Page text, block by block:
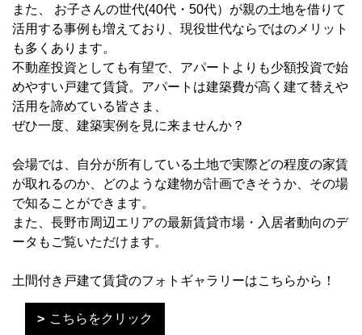
また、 お子さんの世代(40代・50代）が親の土地を借りて
活用する事例も増えており、現役世代ならではのメリット
も多くあります。
不動産投資としても有望で、アパートよりも少額投資で始
めやすい戸建て賃貸。アパートは建築費が高く建て替えや
活用を諦めている皆さま、
ぜひ一度、建築実例を見に来ませんか？
会場では、自分が所有している土地で実際どの程度の家賃
が取れるのか、どのような建物が計画できそうか、その場
で知ることができます。
また、長野市周辺エリアの最新賃貸市場・入居者動向のデ
ータもご覧いただけます。
土間付き戸建て賃貸のフォトギャラリーはこちらから！
こちらをクリック